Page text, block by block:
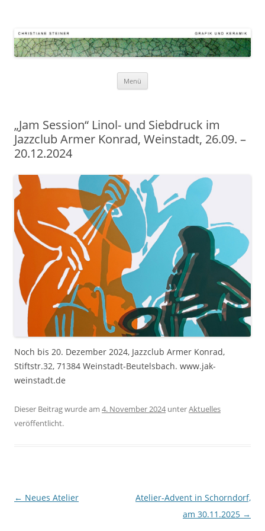
Menü
„Jam Session“ Linol- und Siebdruck im
Jazzclub Armer Konrad, Weinstadt, 26.09. –
20.12.2024
Noch bis 20. Dezember 2024, Jazzclub Armer Konrad,
Stiftstr.32, 71384 Weinstadt-Beutelsbach. www.jak-
weinstadt.de
Dieser Beitrag wurde am 4. November 2024 unterAktuelles
veröffentlicht.
Beitrags-
← Neues Atelier
Atelier-Advent in Schorndorf,
am 30.11.2025 →